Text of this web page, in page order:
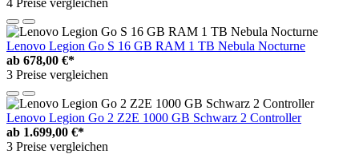
4 Preise vergleichen
Lenovo Legion Go S 16 GB RAM 1 TB Nebula Nocturne
ab 678,00 €*
3 Preise vergleichen
Lenovo Legion Go 2 Z2E 1000 GB Schwarz 2 Controller
ab 1.699,00 €*
3 Preise vergleichen